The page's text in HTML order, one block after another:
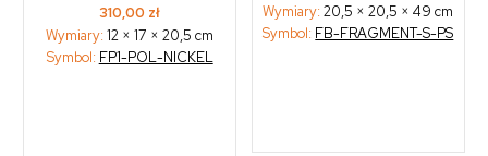
310,00 zł
Wymiary:12 × 17 × 20,5 cm
Symbol: FP1-POL-NICKEL
Wymiary:20,5 × 20,5 × 49 cm
Symbol: FB-FRAGMENT-S-PS